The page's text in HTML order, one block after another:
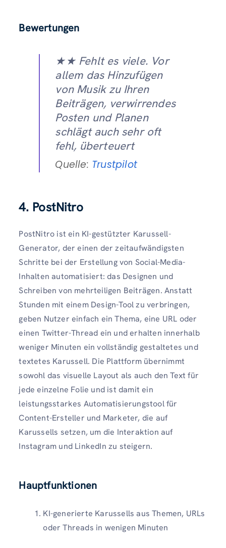
Bewertungen
★★ Fehlt es viele. Vor
allem das Hinzufügen
von Musik zu Ihren
Beiträgen, verwirrendes
Posten und Planen
schlägt auch sehr oft
fehl, überteuert
Quelle: Trustpilot
4. PostNitro
PostNitro ist ein KI-gestützter Karussell-
Generator, der einen der zeitaufwändigsten
Schritte bei der Erstellung von Social-Media-
Inhalten automatisiert: das Designen und
Schreiben von mehrteiligen Beiträgen. Anstatt
Stunden mit einem Design-Tool zu verbringen,
geben Nutzer einfach ein Thema, eine URL oder
einen Twitter-Thread ein und erhalten innerhalb
weniger Minuten ein vollständig gestaltetes und
textetes Karussell. Die Plattform übernimmt
sowohl das visuelle Layout als auch den Text für
jede einzelne Folie und ist damit ein
leistungsstarkes Automatisierungstool für
Content-Ersteller und Marketer, die auf
Karussells setzen, um die Interaktion auf
Instagram und LinkedIn zu steigern.
Hauptfunktionen
KI-generierte Karussells aus Themen, URLs
oder Threads in wenigen Minuten